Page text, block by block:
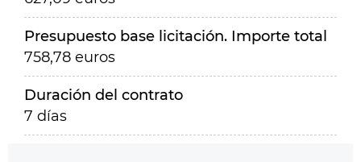
Presupuesto base licitación. Importe total
758,78 euros
Duración del contrato
7 días